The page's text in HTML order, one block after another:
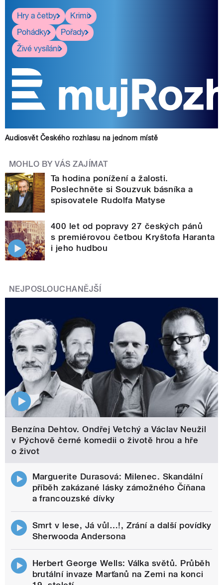
Hry a četby
Krimi
Pohádky
Pořady
Živé vysílání
Audiosvět Českého rozhlasu na jednom místě
MOHLO BY VÁS ZAJÍMAT
Ta hodina ponížení a žalosti.
Poslechněte si Souzvuk básníka a
spisovatele Rudolfa Matyse
400 let od popravy 27 českých pánů
s premiérovou četbou Kryštofa Haranta
i jeho hudbou
NEJPOSLOUCHANĚJŠÍ
Benzína Dehtov. Ondřej Vetchý a Václav Neužil
v Pýchově černé komedii o životě hrou a hře
o život
Marguerite Durasová: Milenec. Skandální
příběh zakázané lásky zámožného Číňana
a francouzské dívky
Smrt v lese, Já vůl…!, Zrání a další povídky
Sherwooda Andersona
Herbert George Wells: Válka světů. Průběh
brutální invaze Marťanů na Zemi na konci